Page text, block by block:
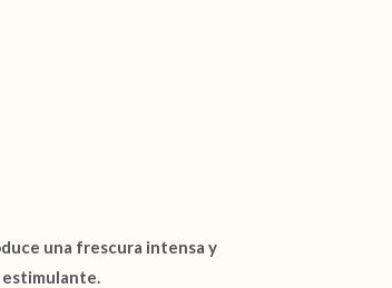
una frescura intensa y